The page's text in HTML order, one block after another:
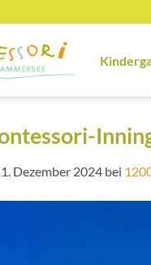
Dezember 2024 bei